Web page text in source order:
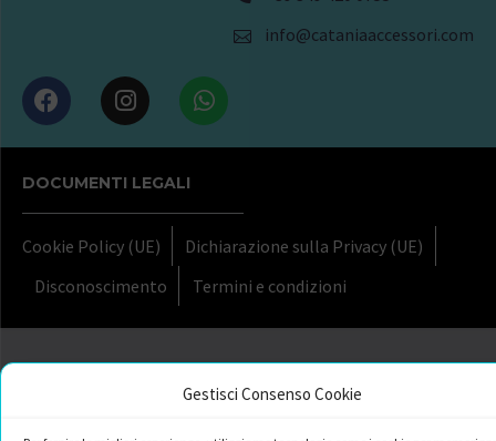
Gestisci Consenso Cookie
info@cataniaaccessori.com
DOCUMENTI LEGALI
Cookie Policy (UE)
Dichiarazione sulla Privacy (UE)
Disconoscimento
Termini e condizioni